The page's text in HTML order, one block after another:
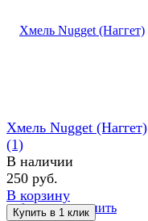
избранное сравнить
Хмель Nugget (Наггет)
(1)
В наличии
250 руб.
В корзину